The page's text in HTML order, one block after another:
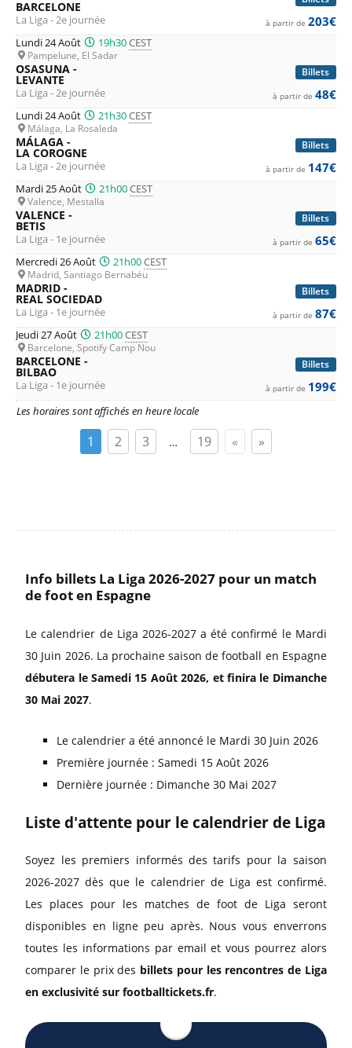
Les horaires sont affichés en heure locale
BARCELONE
La Liga - 2e journée à partir de 203€
Lundi 24 Août 19h30CEST
Pampelune, El Sadar
Billets
OSASUNA -
LEVANTE
La Liga - 2e journée à partir de 48€
Lundi 24 Août 21h30CEST
Málaga, La Rosaleda
Billets
MÁLAGA -
LA COROGNE
La Liga - 2e journée à partir de 147€
Mardi 25 Août 21h00CEST
Valence, Mestalla
Billets
VALENCE -
BETIS
La Liga - 1e journée à partir de 65€
Mercredi 26 Août 21h00CEST
Madrid, Santiago Bernabéu
Billets
MADRID -
REAL SOCIEDAD
La Liga - 1e journée à partir de 87€
Jeudi 27 Août 21h00CEST
Barcelone, Spotify Camp Nou
Billets
BARCELONE -
BILBAO
La Liga - 1e journée à partir de 199€
1 2 3 … 19 « »
Info billets La Liga 2026-2027 pour un match
de foot en Espagne
Le calendrier de Liga 2026-2027 a été confirmé le Mardi
30 Juin 2026. La prochaine saison de football en Espagne
débutera le Samedi 15 Août 2026, et finira le Dimanche
30 Mai 2027.
Le calendrier a été annoncé le Mardi 30 Juin 2026
Première journée : Samedi 15 Août 2026
Dernière journée : Dimanche 30 Mai 2027
Liste d'attente pour le calendrier de Liga
Soyez les premiers informés des tarifs pour la saison
2026-2027 dès que le calendrier de Liga est confirmé.
Les places pour les matches de foot de Liga seront
disponibles en ligne peu après. Nous vous enverrons
toutes les informations par email et vous pourrez alors
comparer le prix des billets pour les rencontres de Liga
en exclusivité sur footballtickets.fr.